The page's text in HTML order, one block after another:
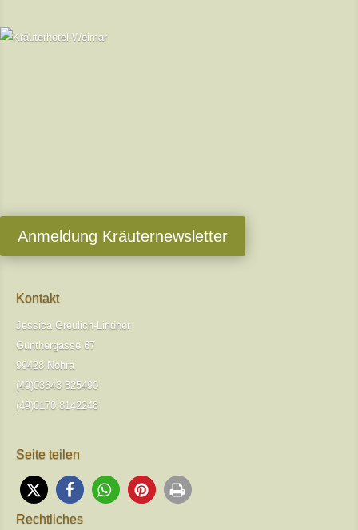
Anmeldung Kräuternewsletter
Kontakt
Jessica Greulich-Lindner
Günthergasse 67
99428 Nohra
(49)03643 825490
(49)0170 8142248
Seite teilen
Rechtliches